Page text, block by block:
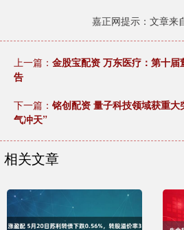
嘉正网提示：文章来
上一篇： 金股宝配资 万东医疗：第十
告
下一篇： 铭创配资 量子科技领域获重
气冲天”
相关文章